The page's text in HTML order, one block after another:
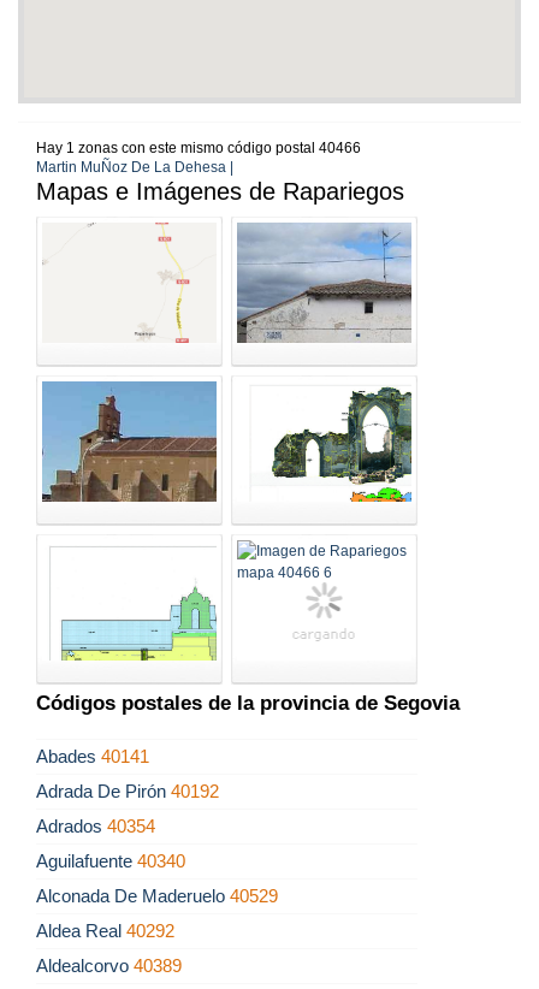
Hay 1 zonas con este mismo código postal 40466
Martin MuÑoz De La Dehesa |
Mapas e Imágenes de Rapariegos
Códigos postales de la provincia de Segovia
Abades 40141
Adrada De Pirón 40192
Adrados 40354
Aguilafuente 40340
Alconada De Maderuelo 40529
Aldea Real 40292
Aldealcorvo 40389